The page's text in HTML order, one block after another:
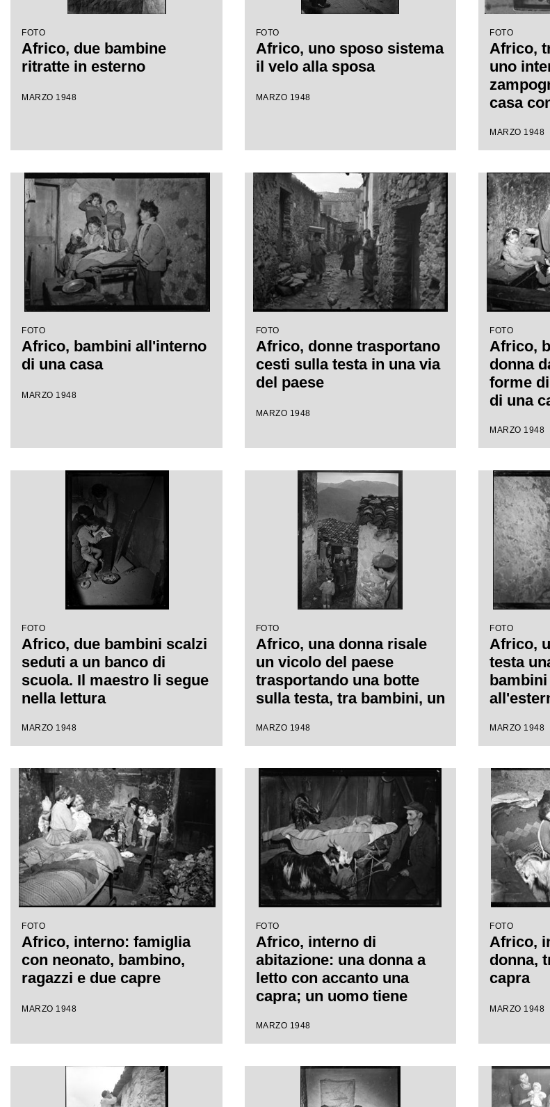
FOTO
Africo, due bambine
ritratte in esterno
MARZO 1948
FOTO
Africo, uno sposo sistema
il velo alla sposa
MARZO 1948
FOTO
Africo,
uno
casa
MARZO 1948
FOTO
Africo, bambini all'interno
di una casa
MARZO 1948
FOTO
Africo, donne trasportano
cesti sulla testa in una via
del paese
MARZO 1948
FOTO
Africo,
donna
forme
di una
MARZO 1948
FOTO
Africo, due bambini scalzi
seduti a un banco di
scuola. Il maestro li segue
nella lettura
MARZO 1948
FOTO
Africo, una donna risale
un vicolo del paese
trasportando una botte
sulla testa, tra bambini, un
MARZO 1948
FOTO
Africo,
testa
MARZO 1948
FOTO
Africo, interno: famiglia
con neonato, bambino,
ragazzi e due capre
MARZO 1948
FOTO
Africo, interno di
abitazione: una donna a
letto con accanto una
capra; un uomo tiene
corda legata a una zampa
MARZO 1948
FOTO
Africo,
donna,
capra
MARZO 1948